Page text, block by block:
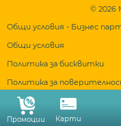
Промоции Карти
© 2026
Общи условия - Бизнес
Общи условия
Политика за бисквитки
Политика за